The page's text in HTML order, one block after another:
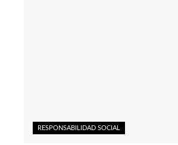
RESPONSABILIDAD SOCIAL